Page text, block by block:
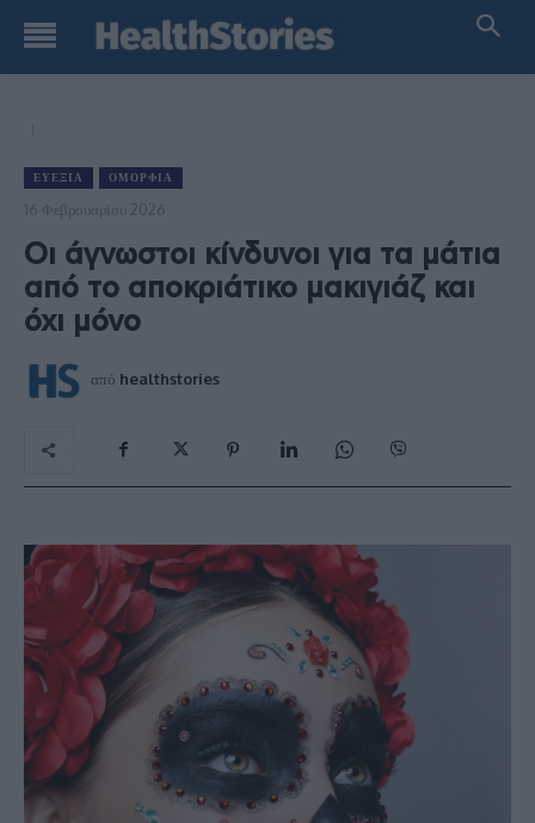
ΕΥΕΞΊΑ ΟΜΟΡΦΙΆ
16 Φεβρουαρίου 2026
Οι άγνωστοι κίνδυνοι για τα μάτια
από το αποκριάτικο μακιγιάζ και
όχι μόνο
από healthstories